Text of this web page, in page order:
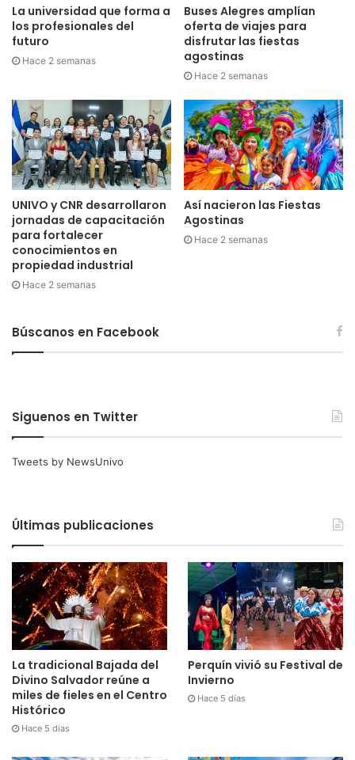
La universidad que forma a
los profesionales del
futuro
Hace 2 semanas
Buses Alegres amplían
oferta de viajes para
disfrutar las fiestas
agostinas
Hace 2 semanas
UNIVO y CNR desarrollaron
jornadas de capacitación
para fortalecer
conocimientos en
propiedad industrial
Hace 2 semanas
Así nacieron las Fiestas
Agostinas
Hace 2 semanas
Búscanos en Facebook
Siguenos en Twitter
Tweets by NewsUnivo
Últimas publicaciones
La tradicional Bajada del
Divino Salvador reúne a
miles de fieles en el Centro
Histórico
Hace 5 días
Perquín vivió su Festival de
Invierno
Hace 5 días